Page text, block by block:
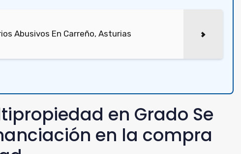
Abusivos En Carreño, Asturias
en Grado Se
en la compra